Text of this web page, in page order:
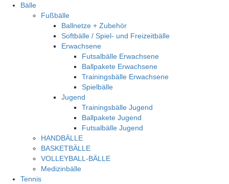
Bälle
Fußbälle
Ballnetze + Zubehör
Softbälle / Spiel- und Freizeitbälle
Erwachsene
Futsalbälle Erwachsene
Ballpakete Erwachsene
Trainingsbälle Erwachsene
Spielbälle
Jugend
Trainingsbälle Jugend
Ballpakete Jugend
Futsalbälle Jugend
HANDBÄLLE
BASKETBÄLLE
VOLLEYBALL-BÄLLE
Medizinbälle
Tennis